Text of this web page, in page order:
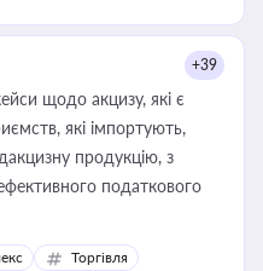
+39
щодо акцизу, які є
які імпортують,
продукцію, з
податкового
Торгівля